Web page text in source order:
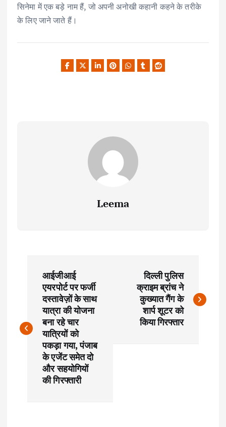
सिनेमा में एक बड़े नाम हैं, जो अपनी अनोखी कहानी कहने के तरीके
के लिए जाने जाते हैं।
Leema
s
t
आईजीआई
एयरपोर्ट पर फर्जी
दस्तावेज़ों के साथ
यात्रा की योजना
बना रहे चार
यात्रियों को
पकड़ा गया, पंजाब
के एजेंट समेत दो
और सहयोगियों
की गिरफ्तारी
दिल्ली पुलिस
क्राइम ब्रांच ने
कुख्यात गैंग के
शार्प शूटर को
किया गिरफ्तार